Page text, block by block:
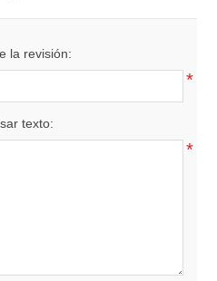
la revisión:
*
texto:
*